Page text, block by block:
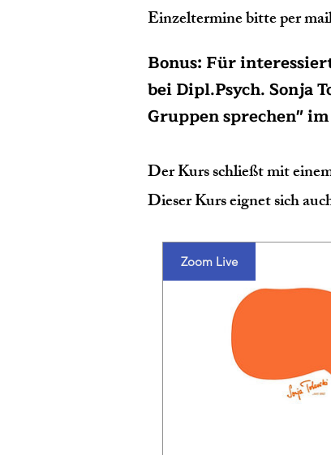
Einzeltermine bitte per
Bonus: Für
bei Dipl.Psych. Sonja
Gruppen sprechen"
Der Kurs schließt mit
Dieser Kurs eignet sich
Zoom Live